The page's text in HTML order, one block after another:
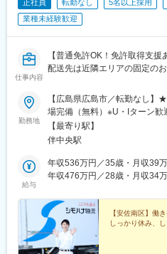
正社員 転勤なし 5名以上採用
業種未経験歓迎
仕事内容
【普通免許OK！免許取得支
配送先は近隣エリアの固定の
勤務地
【広島県広島市／転勤なし】
場完備（無料）※U・Iターン
広島市安佐南区伴西3-3 日本
室内原則禁煙（屋外喫煙スペー
【最寄り駅】
伴中央駅
給与
年収536万円／35歳・月収39
年収476万円／28歳・月収34
【安佐南区】働
しっかり休み、